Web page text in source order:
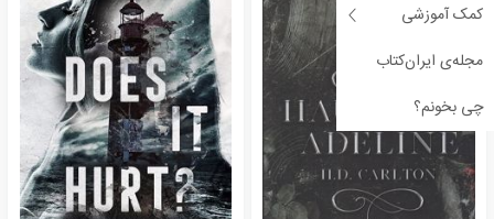
کمک آموزشی
مجله‌ی ایران‌کتاب
چی بخونم؟